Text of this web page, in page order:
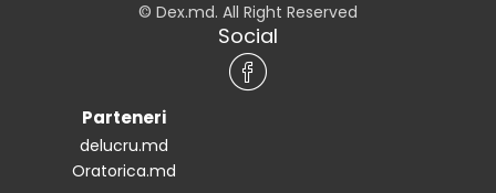
© Dex.md. All Right Reserved
Social
Parteneri
delucru.md
Oratorica.md